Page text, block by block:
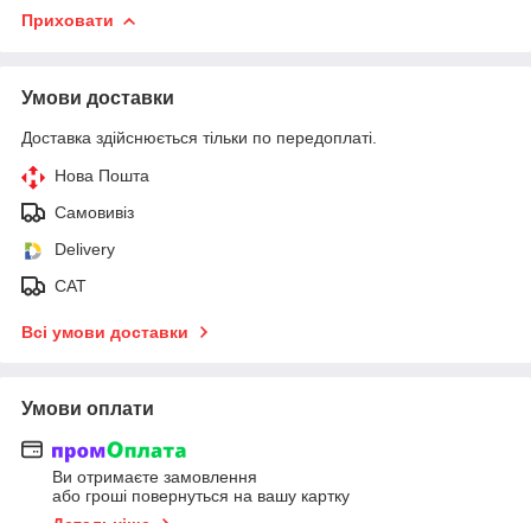
Приховати
Умови доставки
Доставка здійснюється тільки по передоплаті.
Нова Пошта
Самовивіз
Delivery
САТ
Всі умови доставки
Умови оплати
Ви отримаєте замовлення
або гроші повернуться на вашу картку